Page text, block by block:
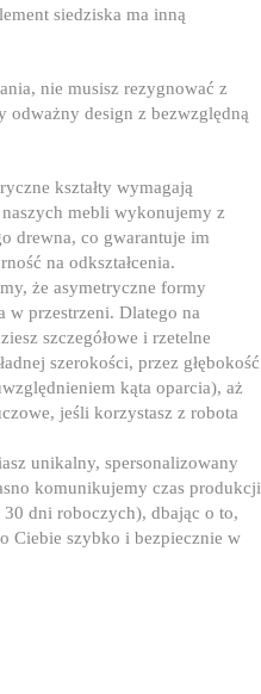
siedziska ma inną
nie musisz rezygnować z
odważny design z bezwzględną
kształty wymagają
mebli wykonujemy z
drewna, co gwarantuje im
na odkształcenia.
że asymetryczne formy
w przestrzeni. Dlatego na
szczegółowe i rzetelne
szerokości, przez głębokość
kąta oparcia), aż
jeśli korzystasz z robota
unikalny, spersonalizowany
komunikujemy czas produkcji
dni roboczych), dbając o to,
Ciebie szybko i bezpiecznie w